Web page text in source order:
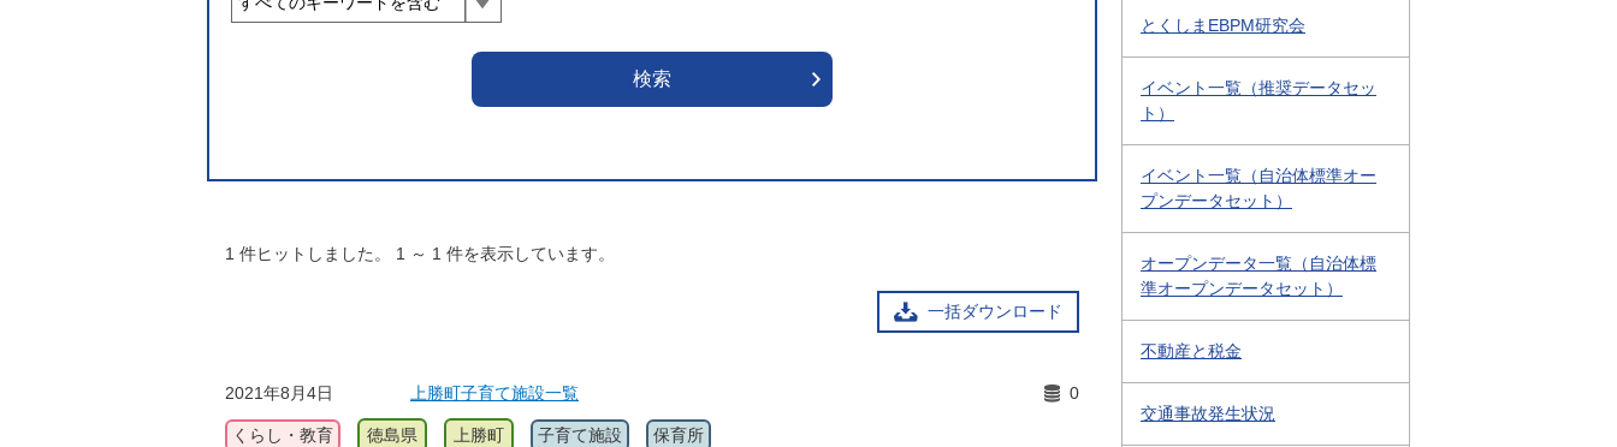
1 件ヒットしました。 1 ～ 1 件を表示しています。
一括ダウンロード
2021年8月4日 上勝町子育て施設一覧 0
くらし・教育 徳島県 上勝町 子育て施設 保育所
とくしまEBPM研究会
イベント一覧（推奨データセッ
ト）
イベント一覧（自治体標準オー
プンデータセット）
オープンデータ一覧（自治体標
準オープンデータセット）
不動産と税金
交通事故発生状況